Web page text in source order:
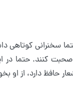
کوتاهی
کنند. حتما در
حافظ دارد، از او